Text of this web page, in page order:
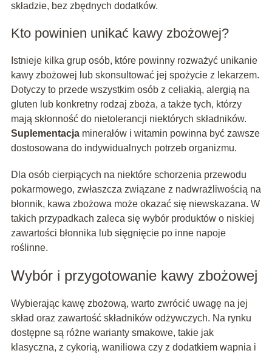
składzie, bez zbędnych dodatków.
Kto powinien unikać kawy zbożowej?
Istnieje kilka grup osób, które powinny rozważyć unikanie
kawy zbożowej lub skonsultować jej spożycie z lekarzem.
Dotyczy to przede wszystkim osób z celiakią, alergią na
gluten lub konkretny rodzaj zboża, a także tych, którzy
mają skłonność do nietolerancji niektórych składników.
Suplementacjaminerałów i witamin powinna być zawsze
dostosowana do indywidualnych potrzeb organizmu.
Dla osób cierpiących na niektóre schorzenia przewodu
pokarmowego, zwłaszcza związane z nadwrażliwością na
błonnik, kawa zbożowa może okazać się niewskazana. W
takich przypadkach zaleca się wybór produktów o niskiej
zawartości błonnika lub sięgnięcie po inne napoje
roślinne.
Wybór i przygotowanie kawy zbożowej
Wybierając kawę zbożową, warto zwrócić uwagę na jej
skład oraz zawartość składników odżywczych. Na rynku
dostępne są różne warianty smakowe, takie jak
klasyczna, z cykorią, waniliowa czy z dodatkiem wapnia i